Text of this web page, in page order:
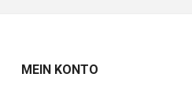
MEIN KONTO